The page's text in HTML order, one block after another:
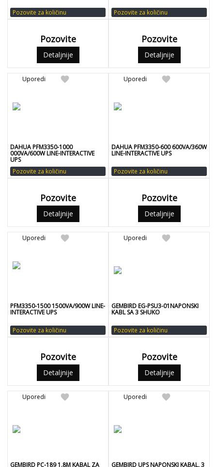
Pozovite za količinu
Pozovite
Detaljnije
Pozovite za količinu
Pozovite
Detaljnije
favorite
Uporedi
DAHUA PFM3350-1000
000VA/600W LINE-INTERACTIVE
UPS
Pozovite za količinu
Pozovite
Detaljnije
favorite
Uporedi
DAHUA PFM3350-600 600VA/360W
LINE-INTERACTIVE UPS
Pozovite za količinu
Pozovite
Detaljnije
favorite
Uporedi
PFM3350-1500 1500VA/900W LINE-
INTERACTIVE UPS
Pozovite za količinu
Pozovite
Detaljnije
favorite
Uporedi
GEMBIRD EG-PSU3-01NAPONSKI
KABL SA 3 SHUKO
Pozovite za količinu
Pozovite
Detaljnije
favorite
Uporedi
GEMBIRD PC-189 1.8M KABAL ZA
favorite
Uporedi
GEMBIRD UPS NAPONSKI KABAL, 3